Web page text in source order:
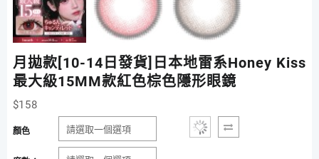
月拋款[10-14日發貨]日本地雷系Honey Kiss
最大級15MM款紅色棕色隱形眼鏡
$158
顏色